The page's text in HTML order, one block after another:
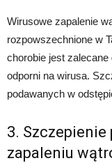
Wirusowe zapalenie
rozpowszechnione w
chorobie jest
odporni na wirusa.
podawanych w
3.
zapaleniu